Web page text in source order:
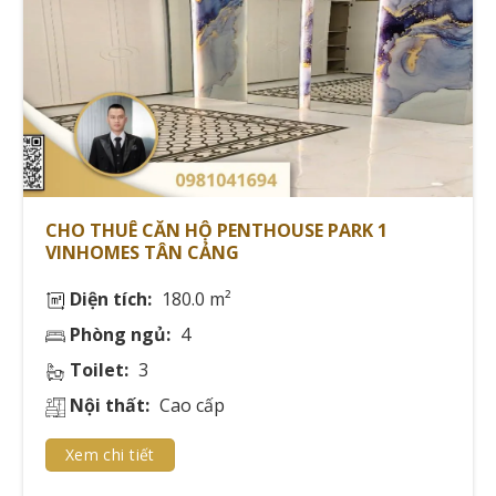
PENTHOUSE HỒ CHÍ MINH 2025
Thị trường cho thuê căn hộ penthouse Hồ Chí Minh
năm 2024 chứng kiến sự đa dạng về mức giá, phụ thuộc
vào vị trí, diện tích và tiện ích đi kèm.
Chi tiết giá thuê theo khu vực và dự án
Theo báo cáo từSavills Vietnam
tại các khu vực trung tâm dao động từ 3,000-15,000
USD/tháng, tùy thuộc vào vị trí và đặc điểm căn hộ.
KHU
VỰC
GIÁ THUÊ
(USD/THÁNG)
Quận 1
8,000 - 15,000
Thiêm
5,000 - 10,000
CHO THUÊ CĂN HỘ PENTHOUSE PARK 1
VINHOMES TÂN CẢNG
Diện tích: 180.0 m²
Phòng ngủ: 4
Toilet: 3
Nội thất: Cao cấp
Xem chi tiết